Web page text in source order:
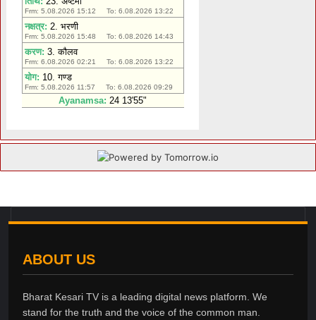
ABOUT US
Bharat Kesari TV is a leading digital news platform. We
stand for the truth and the voice of the common man.